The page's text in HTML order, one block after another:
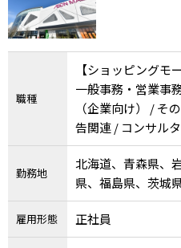
職種
【ショッピングモ
一般事務・営業事
（企業向け） / そ
告関連 / コンサル
勤務地
北海道、青森県、
県、福島県、茨城
千葉県、東京都、
川県、山梨県、長
県、三重県、滋賀
雇用形態 正社員